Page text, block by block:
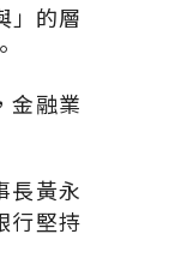
」的層
金融業
長黃永
行堅持